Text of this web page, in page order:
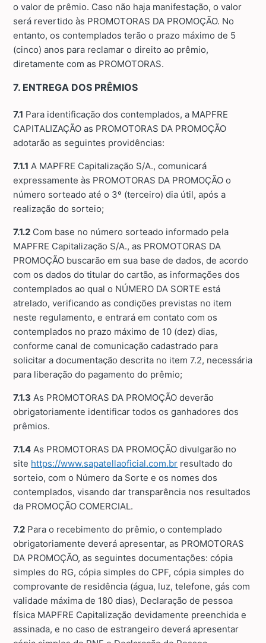
o valor de prêmio. Caso não haja manifestação, o valor
será revertido às PROMOTORAS DA PROMOÇÃO. No
entanto, os contemplados terão o prazo máximo de 5
(cinco) anos para reclamar o direito ao prêmio,
diretamente com as PROMOTORAS.
7. ENTREGA DOS PRÊMIOS
7.1 Para identificação dos contemplados, a MAPFRE
CAPITALIZAÇÃO as PROMOTORAS DA PROMOÇÃO
adotarão as seguintes providências:
7.1.1 A MAPFRE Capitalização S/A., comunicará
expressamente às PROMOTORAS DA PROMOÇÃO o
número sorteado até o 3º (terceiro) dia útil, após a
realização do sorteio;
7.1.2 Com base no número sorteado informado pela
MAPFRE Capitalização S/A., as PROMOTORAS DA
PROMOÇÃO buscarão em sua base de dados, de acordo
com os dados do titular do cartão, as informações dos
contemplados ao qual o NÚMERO DA SORTE está
atrelado, verificando as condições previstas no item
neste regulamento, e entrará em contato com os
contemplados no prazo máximo de 10 (dez) dias,
conforme canal de comunicação cadastrado para
solicitar a documentação descrita no item 7.2, necessária
para liberação do pagamento do prêmio;
7.1.3 As PROMOTORAS DA PROMOÇÃO deverão
obrigatoriamente identificar todos os ganhadores dos
prêmios.
7.1.4 As PROMOTORAS DA PROMOÇÃO divulgarão no
site https://www.sapatellaoficial.com.br resultado do
sorteio, com o Número da Sorte e os nomes dos
contemplados, visando dar transparência nos resultados
da PROMOÇÃO COMERCIAL.
7.2 Para o recebimento do prêmio, o contemplado
obrigatoriamente deverá apresentar, as PROMOTORAS
DA PROMOÇÃO, as seguintes documentações: cópia
simples do RG, cópia simples do CPF, cópia simples do
comprovante de residência (água, luz, telefone, gás com
validade máxima de 180 dias), Declaração de pessoa
física MAPFRE Capitalização devidamente preenchida e
assinada, e no caso de estrangeiro deverá apresentar